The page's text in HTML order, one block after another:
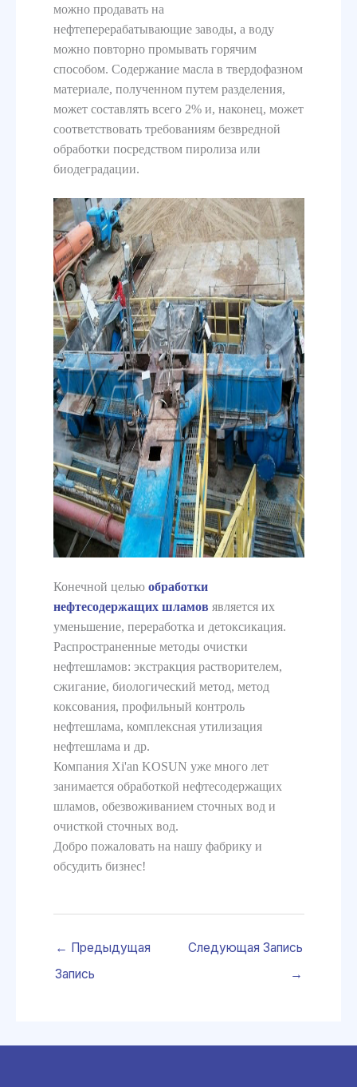
можно продавать на
нефтеперерабатывающие заводы, а воду
можно повторно промывать горячим
способом. Содержание масла в твердофазном
материале, полученном путем разделения,
может составлять всего 2% и, наконец, может
соответствовать требованиям безвредной
обработки посредством пиролиза или
биодеградации.
Конечной целью обработки
нефтесодержащих шламов является их
уменьшение, переработка и детоксикация.
Распространенные методы очистки
нефтешламов: экстракция растворителем,
сжигание, биологический метод, метод
коксования, профильный контроль
нефтешлама, комплексная утилизация
нефтешлама и др.
Компания Xi'an KOSUN уже много лет
занимается обработкой нефтесодержащих
шламов, обезвоживанием сточных вод и
очисткой сточных вод.
Добро пожаловать на нашу фабрику и
обсудить бизнес!
← Предыдущая
Запись
Следующая Запись
→